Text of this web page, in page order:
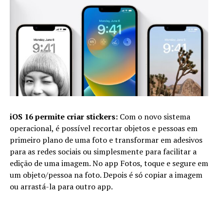
iOS 16 permite criar stickers: Com o novo sistema
operacional, é possível recortar objetos e pessoas em
primeiro plano de uma foto e transformar em adesivos
para as redes sociais ou simplesmente para facilitar a
edição de uma imagem. No app Fotos, toque e segure em
um objeto/pessoa na foto. Depois é só copiar a imagem
ou arrastá-la para outro app.